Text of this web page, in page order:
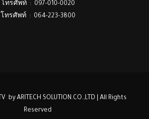
โทรศัพท์ : 097-010-0020
โทรศัพท์ : 064-223-3800
by ARITECH SOLUTION.CO.,LTD | All Rights
Reserved